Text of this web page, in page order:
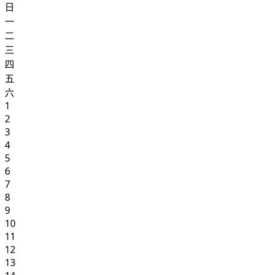
日
一
二
三
四
五
六
1
2
3
4
5
6
7
8
9
10
11
12
13